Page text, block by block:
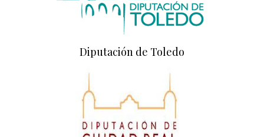
Diputación de Toledo